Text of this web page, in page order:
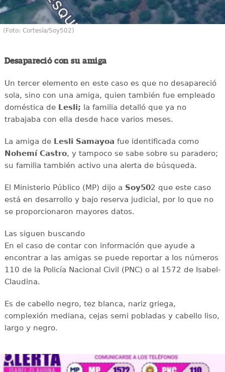
(Foto: Cortesía/Soy502)
Desapareció con su amiga
Un tercer elemento en este caso es que no desapareció
sola, sino con una amiga, quien también fue empleado
doméstica de Lesli; la familia detalló que ya no
trabajaba con ella desde hace varios meses.
La amiga de Lesli Samayoa fue identificada como
Nohemí Castro, y tampoco se sabe sobre su paradero;
su familia también activo una alerta de búsqueda.
El Ministerio Público (MP) dijo a Soy502 que este caso
está en desarrollo y bajo reserva judicial, por lo que no
se proporcionaron mayores datos.
Las siguen buscando
En el caso de contar con información que ayude a
encontrar a las amigas se puede reportar a los números
110 de la Policía Nacional Civil (PNC) o al 1572 de Isabel-
Claudina.
Es de cabello negro, tez blanca, nariz griega,
complexión mediana, cejas semi pobladas y cabello liso,
largo y negro.